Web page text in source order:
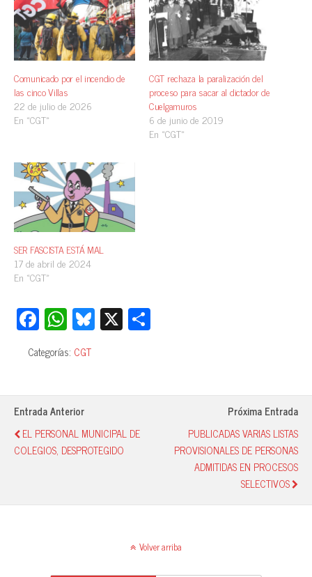
Comunicado por el incendio de
las cinco Villas
22 de julio de 2026
En «CGT»
CGT rechaza la paralización del
proceso para sacar al dictador de
Cuelgamuros
6 de junio de 2019
En «CGT»
SER FASCISTA ESTÁ MAL
17 de abril de 2024
En «CGT»
Fa
ce
bo
ok
W
ha
ts
A
pp
Bl
ue
y
X
pa
Categorías: CGT
Entrada Anterior
EL PERSONAL MUNICIPAL DE
COLEGIOS, DESPROTEGIDO
Próxima Entrada
PUBLICADAS VARIAS LISTAS
PROVISIONALES DE PERSONAS
ADMITIDAS EN PROCESOS
SELECTIVOS
Volver arriba